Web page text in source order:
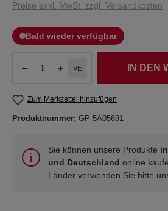
Preise exkl. MwSt. zzgl. Versandkosten
Bald wieder verfügbar
VE IN DEN
Zum Merkzettel hinzufügen
Produktnummer: GP-5A05691
Sie können unsere Produkte
und Deutschland online
Länder verwenden Sie bitte